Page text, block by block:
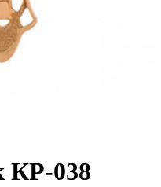
КР-038